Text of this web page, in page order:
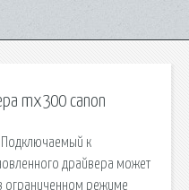
mx300 canon
Подключаемый к
драйвера может
ограниченном режиме